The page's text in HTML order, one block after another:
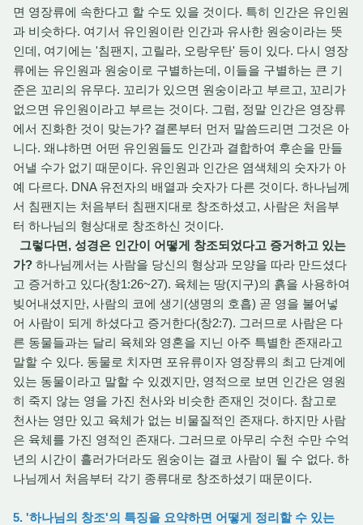
면 영장류에 속한다고 할 수도 있을 것이다. 특히 인간은 유인원
과 비슷하다. 여기서 유인원이란 인간과 유사한 원숭이라는 뜻
인데, 여기에는 '침팬지, 고릴라, 오랑우탄' 등이 있다. 다시 영장
류에는 유인원과 원숭이로 구별하는데, 이들을 구별하는 큰 기
준은 꼬리의 유무다. 꼬리가 있으면 원숭이라고 부르고, 꼬리가
없으면 유인원이라고 부르는 것이다. 그럼, 정말 인간은 영장류
에서 진화한 것이 맞는가? 결론부터 먼저 말씀드리면 그것은 아
니다. 왜냐하면 어떤 유인원들도 인간과 결합하여 후손을 만들
어낼 수가 없기 때문이다. 유인원과 인간은 염색체의 숫자가 아
예 다르다. DNA 유전자의 배열과 숫자가 다른 것이다. 하나님께
서 침팬지는 처음부터 침팬지대로 창조하셨고, 사람은 처음부
터 하나님의 형상대로 창조하신 것이다.
그렇다면, 성경은 인간이 어떻게 창조되었다고 증거하고 있는
가? 하나님께서는 사람을 당신의 형상과 모양을 따라 만드셨다
고 증거하고 있다(창1:26~27). 육체는 땅(지구)의 흙을 사용하여
빚어내셨지만, 사람의 코에 생기(생명의 호흡) 곧 영을 불어넣
어 사람이 되게 하셨다고 증거한다(창2:7). 그러므로 사람은 다
른 동물들과는 달리 육체와 영혼을 지닌 아주 특별한 존재라고
말할 수 있다. 동물로 치자면 포유류이자 영장류의 최고 단계에
있는 동물이라고 말할 수 있겠지만, 영적으로 보면 인간은 영원
히 죽지 않는 영을 가진 천사와 비슷한 존재인 것이다. 참고로
천사는 영만 있고 육체가 없는 비물질적인 존재다. 하지만 사람
은 육체를 가진 영적인 존재다. 그러므로 아무리 수천 수만 수억
년의 시간이 흘러가더라도 원숭이는 결코 사람이 될 수 없다. 하
나님께서 처음부터 각기 종류대로 창조하셨기 때문이다.
5. '하나님의 창조'의 특징을 요약하면 어떻게 정리할 수 있는